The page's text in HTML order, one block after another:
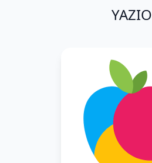
YAZIO